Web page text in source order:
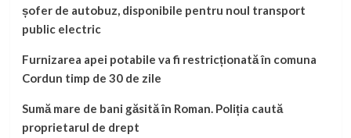
șofer de autobuz, disponibile pentru noul transport
public electric
Furnizarea apei potabile va fi restricționată în comuna
Cordun timp de 30 de zile
Sumă mare de bani găsită în Roman. Poliția caută
proprietarul de drept